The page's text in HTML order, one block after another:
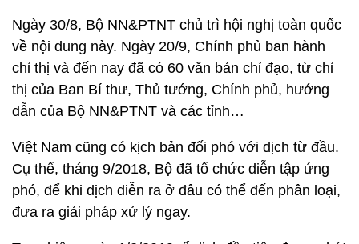
Ngày 30/8, Bộ NN&PTNT chủ trì hội nghị toàn quốc
về nội dung này. Ngày 20/9, Chính phủ ban hành
chỉ thị và đến nay đã có 60 văn bản chỉ đạo, từ chỉ
thị của Ban Bí thư, Thủ tướng, Chính phủ, hướng
dẫn của Bộ NN&PTNT và các tỉnh…
Việt Nam cũng có kịch bản đối phó với dịch từ đầu.
Cụ thể, tháng 9/2018, Bộ đã tổ chức diễn tập ứng
phó, để khi dịch diễn ra ở đâu có thể đến phân loại,
đưa ra giải pháp xử lý ngay.